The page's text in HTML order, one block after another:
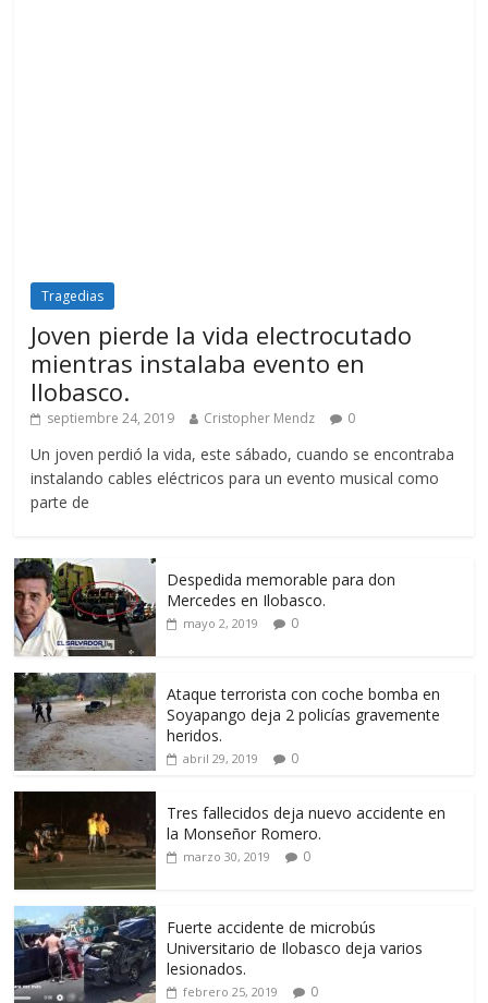
Tragedias
Joven pierde la vida electrocutado
mientras instalaba evento en
Ilobasco.
septiembre 24, 2019 Cristopher Mendz 0
Un joven perdió la vida, este sábado, cuando se encontraba
instalando cables eléctricos para un evento musical como
parte de
Despedida memorable para don
Mercedes en Ilobasco.
mayo 2, 2019 0
Ataque terrorista con coche bomba en
Soyapango deja 2 policías gravemente
heridos.
abril 29, 2019 0
Tres fallecidos deja nuevo accidente en
la Monseñor Romero.
marzo 30, 2019 0
Fuerte accidente de microbús
Universitario de Ilobasco deja varios
lesionados.
febrero 25, 2019 0